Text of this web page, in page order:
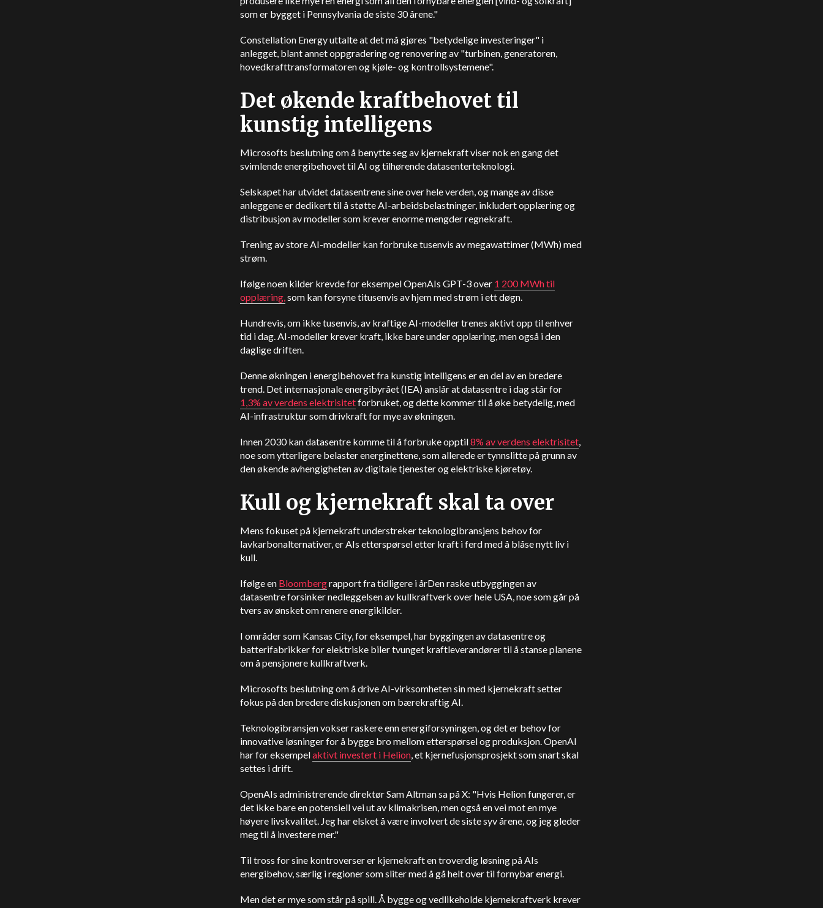
som er bygget i Pennsylvania de siste 30 årene."
Constellation Energy uttalte at det må gjøres "betydelige investeringer" i
anlegget, blant annet oppgradering og renovering av "turbinen, generatoren,
hovedkrafttransformatoren og kjøle- og kontrollsystemene".
Det økende kraftbehovet til
kunstig intelligens
Microsofts beslutning om å benytte seg av kjernekraft viser nok en gang det
svimlende energibehovet til AI og tilhørende datasenterteknologi.
Selskapet har utvidet datasentrene sine over hele verden, og mange av disse
anleggene er dedikert til å støtte AI-arbeidsbelastninger, inkludert opplæring og
distribusjon av modeller som krever enorme mengder regnekraft.
Trening av store AI-modeller kan forbruke tusenvis av megawattimer (MWh) med
strøm.
Ifølge noen kilder krevde for eksempel OpenAIs GPT-3 over 1 200 MWh til
opplæring,som kan forsyne titusenvis av hjem med strøm i ett døgn.
Hundrevis, om ikke tusenvis, av kraftige AI-modeller trenes aktivt opp til enhver
tid i dag. AI-modeller krever kraft, ikke bare under opplæring, men også i den
daglige driften.
Denne økningen i energibehovet fra kunstig intelligens er en del av en bredere
trend. Det internasjonale energibyrået (IEA) anslår at datasentre i dag står for
1,3% av verdens elektrisitetforbruket, og dette kommer til å øke betydelig, med
AI-infrastruktur som drivkraft for mye av økningen.
Innen 2030 kan datasentre komme til å forbruke opptil8% av verdens elektrisitet,
noe som ytterligere belaster energinettene, som allerede er tynnslitte på grunn av
den økende avhengigheten av digitale tjenester og elektriske kjøretøy.
Kull og kjernekraft skal ta over
Mens fokuset på kjernekraft understreker teknologibransjens behov for
lavkarbonalternativer, er AIs etterspørsel etter kraft i ferd med å blåse nytt liv i
kull.
Ifølge en Bloombergrapport fra tidligere i årDen raske utbyggingen av
datasentre forsinker nedleggelsen av kullkraftverk over hele USA, noe som går på
tvers av ønsket om renere energikilder.
I områder som Kansas City, for eksempel, har byggingen av datasentre og
batterifabrikker for elektriske biler tvunget kraftleverandører til å stanse planene
om å pensjonere kullkraftverk.
Microsofts beslutning om å drive AI-virksomheten sin med kjernekraft setter
fokus på den bredere diskusjonen om bærekraftig AI.
Teknologibransjen vokser raskere enn energiforsyningen, og det er behov for
innovative løsninger for å bygge bro mellom etterspørsel og produksjon. OpenAI
har for eksempelaktivt investert i Helion, et kjernefusjonsprosjekt som snart skal
settes i drift.
OpenAIs administrerende direktør Sam Altman sa på X: "Hvis Helion fungerer, er
det ikke bare en potensiell vei ut av klimakrisen, men også en vei mot en mye
høyere livskvalitet. Jeg har elsket å være involvert de siste syv årene, og jeg gleder
meg til å investere mer."
Til tross for sine kontroverser er kjernekraft en troverdig løsning på AIs
energibehov, særlig i regioner som sliter med å gå helt over til fornybar energi.
Men det er mye som står på spill. Å bygge og vedlikeholde kjernekraftverk krever